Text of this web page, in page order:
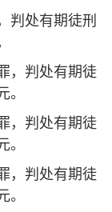
判处有期徒刑
，判处有期徒
。
，判处有期徒
。
，判处有期徒
。